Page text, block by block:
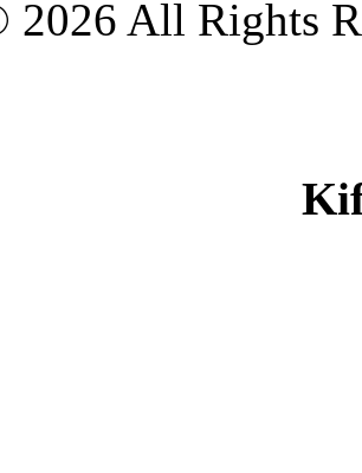
2026 All Rights